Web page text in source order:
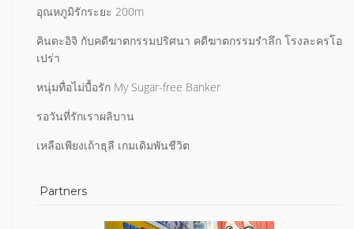
อุณหภูมิรักระยะ 200m
คินดะอิจิ กับคดีฆาตกรรมปริศนา คดีฆาตกรรมรำลึก โรงละครโอ
เปร่า
หนุ่มทื่อไม่บื้อรัก My Sugar-free Banker
รอวันที่รักเราผลิบาน
เหลือเพียงเถ้าธุลี เกมเดิมพันชีวิต
Partners